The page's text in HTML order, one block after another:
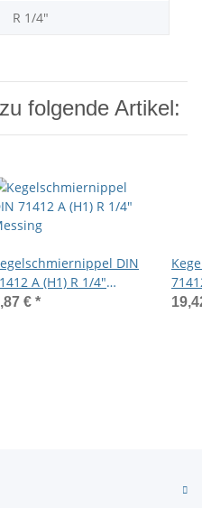
R 1/4"
folgende Artikel:
DIN
A (H1) R 1/4"
€ *